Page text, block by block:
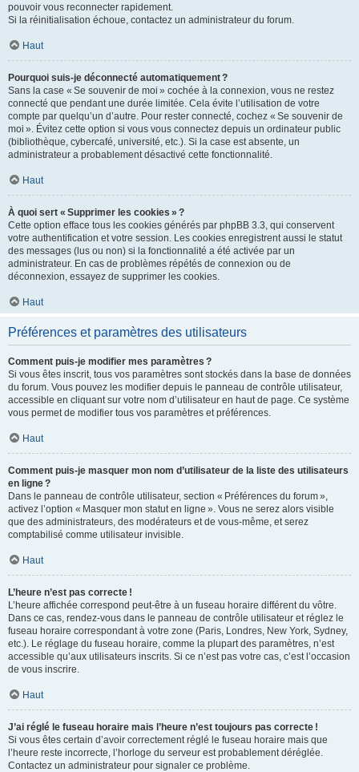
pouvoir vous reconnecter rapidement.
Si la réinitialisation échoue, contactez un administrateur du forum.
Haut
Pourquoi suis-je déconnecté automatiquement ?
Sans la case « Se souvenir de moi » cochée à la connexion, vous ne restez
connecté que pendant une durée limitée. Cela évite l’utilisation de votre
compte par quelqu’un d’autre. Pour rester connecté, cochez « Se souvenir de
moi ». Évitez cette option si vous vous connectez depuis un ordinateur public
(bibliothèque, cybercafé, université, etc.). Si la case est absente, un
administrateur a probablement désactivé cette fonctionnalité.
Haut
À quoi sert « Supprimer les cookies » ?
Cette option efface tous les cookies générés par phpBB 3.3, qui conservent
votre authentification et votre session. Les cookies enregistrent aussi le statut
des messages (lus ou non) si la fonctionnalité a été activée par un
administrateur. En cas de problèmes répétés de connexion ou de
déconnexion, essayez de supprimer les cookies.
Haut
Préférences et paramètres des utilisateurs
Comment puis-je modifier mes paramètres ?
Si vous êtes inscrit, tous vos paramètres sont stockés dans la base de données
du forum. Vous pouvez les modifier depuis le panneau de contrôle utilisateur,
accessible en cliquant sur votre nom d’utilisateur en haut de page. Ce système
vous permet de modifier tous vos paramètres et préférences.
Haut
Comment puis-je masquer mon nom d’utilisateur de la liste des utilisateurs
en ligne ?
Dans le panneau de contrôle utilisateur, section « Préférences du forum »,
activez l’option « Masquer mon statut en ligne ». Vous ne serez alors visible
que des administrateurs, des modérateurs et de vous-même, et serez
comptabilisé comme utilisateur invisible.
Haut
L’heure n’est pas correcte !
L’heure affichée correspond peut-être à un fuseau horaire différent du vôtre.
Dans ce cas, rendez-vous dans le panneau de contrôle utilisateur et réglez le
fuseau horaire correspondant à votre zone (Paris, Londres, New York, Sydney,
etc.). Le réglage du fuseau horaire, comme la plupart des paramètres, n’est
accessible qu’aux utilisateurs inscrits. Si ce n’est pas votre cas, c’est l’occasion
de vous inscrire.
Haut
J’ai réglé le fuseau horaire mais l’heure n’est toujours pas correcte !
Si vous êtes certain d’avoir correctement réglé le fuseau horaire mais que
l’heure reste incorrecte, l’horloge du serveur est probablement déréglée.
Contactez un administrateur pour signaler ce problème.